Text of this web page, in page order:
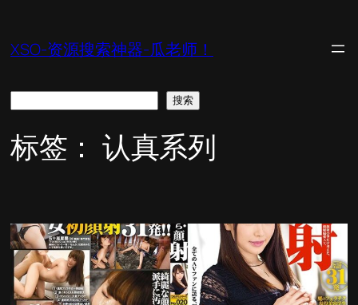
内
XSO-资源搜索神器-瓜老师！
搜索
标签： 认真系列